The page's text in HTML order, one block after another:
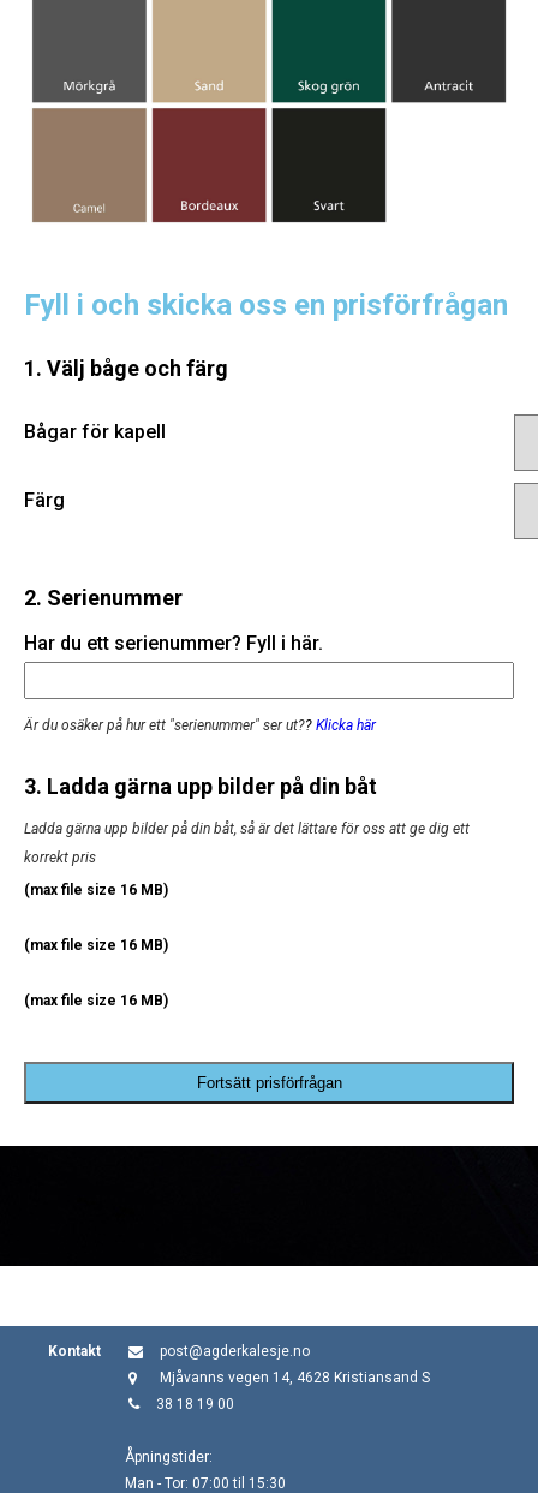
Fyll i och skicka oss en prisförfrågan
1. Välj båge och färg
Bågar för kapell
Färg
2. Serienummer
Har du ett serienummer? Fyll i här.
Är du osäker på hur ett "serienummer" ser ut?? Klicka här
3. Ladda gärna upp bilder på din båt
Ladda gärna upp bilder på din båt, så är det lättare för oss att ge dig ett
korrekt pris
(max file size 16 MB)
(max file size 16 MB)
(max file size 16 MB)
Fortsätt prisförfrågan
Kontakt
post@agderkalesje.no
Mjåvanns vegen 14, 4628 Kristiansand S
38 18 19 00
Åpningstider:
Man - Tor: 07:00 til 15:30